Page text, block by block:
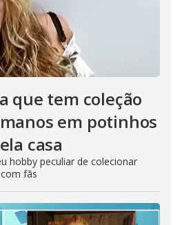
que tem coleção
em potinhos
casa
hobby peculiar de colecionar
fãs